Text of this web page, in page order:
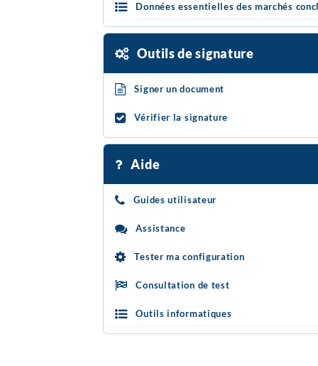
Données essentielles des marchés
Outils de signature
Signer un document
Vérifier la signature
Aide
Guides utilisateur
Assistance
Tester ma configuration
Consultation de test
Outils informatiques